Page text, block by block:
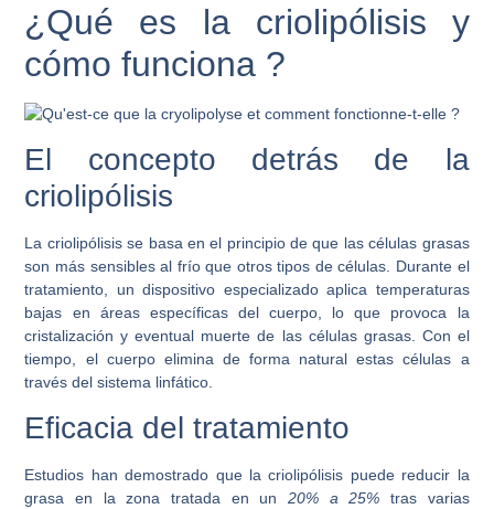
¿Qué es la criolipólisis y
cómo funciona ?
El concepto detrás de la
criolipólisis
La criolipólisis se basa en el principio de que las células grasas
son más sensibles al frío que otros tipos de células. Durante el
tratamiento, un dispositivo especializado aplica temperaturas
bajas en áreas específicas del cuerpo, lo que provoca la
cristalización y eventual muerte de las células grasas. Con el
tiempo, el cuerpo elimina de forma natural estas células a
través del sistema linfático.
Eficacia del tratamiento
Estudios han demostrado que la criolipólisis puede reducir la
grasa en la zona tratada en un 20% a 25% tras varias